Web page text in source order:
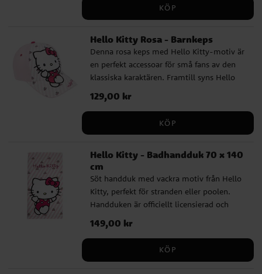
utflykt. Kepsen är tillverkad i en mjuk och
har en omkrets på 53 cm och är justerbar
baktill, vilket gör att den passar barn i
åldern ca 4 till 6 år. Detta är en officiellt
licensierad produkt från tillverkaren Cerdá.
KÖP
Hello Kitty Rosa - Barnkeps
Denna rosa keps med Hello Kitty-motiv är
en perfekt accessoar för små fans av den
klassiska karaktären. Framtill syns Hello
Kitty i sin ikoniska stil, och den prickiga
skärmen ger ett charmigt och lekfullt
utflykt. Kepsen är tillverkad i en mjuk och
har en omkrets på 53 cm och är justerbar
baktill, vilket gör att den passar barn i
åldern ca 4 till 6 år. Detta är en officiellt
licensierad produkt från tillverkaren Cerdá.
Pris :129,00 kr
129,00 kr
KÖP
Hello Kitty - Badhandduk 70 x 140
cm
Söt handduk med vackra motiv från Hello
Kitty, perfekt för stranden eller poolen.
Handduken är officiellt licensierad och
tillverkad av 100 % snabbtorkande
polyester. Med sina mått på 70 x 140 cm
är den perfekt för att svepa omkring dig
eller att sola på. Ett måste för alla fans av
Pris:149,00 kr
149,00 kr
KÖP